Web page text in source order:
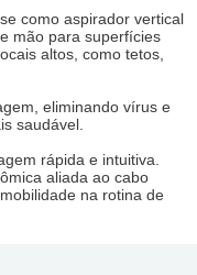
como aspirador vertical
mão para superfícies
altos, como tetos,
eliminando vírus e
saudável.
rápida e intuitiva.
aliada ao cabo
na rotina de